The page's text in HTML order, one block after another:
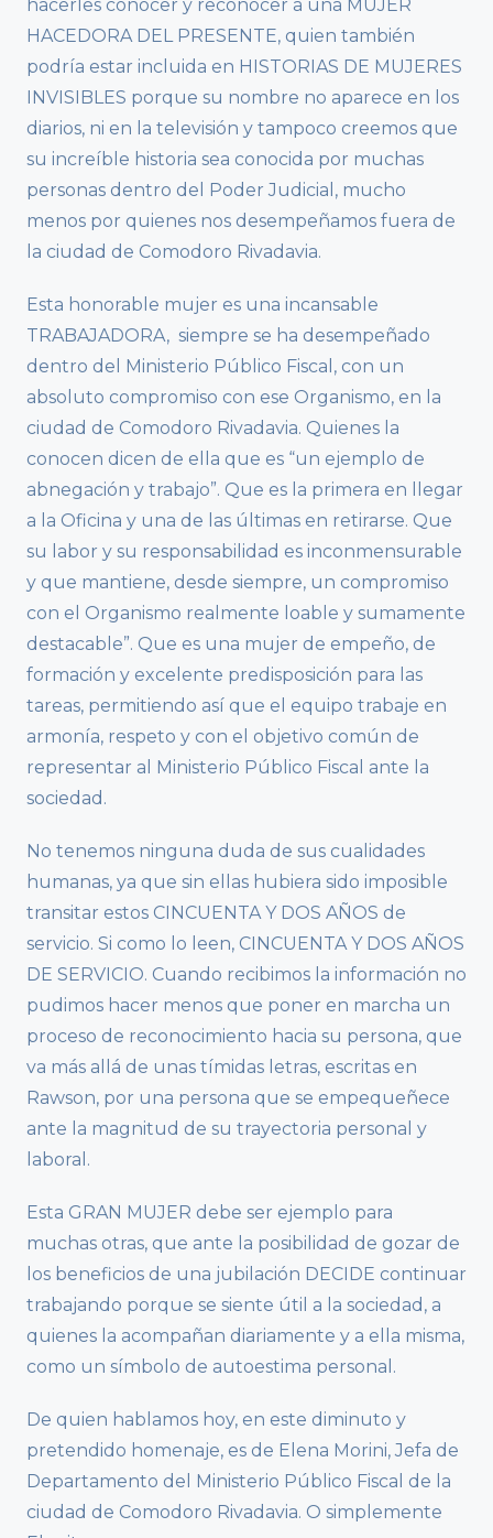
hacerles conocer y reconocer a una MUJER
HACEDORA DEL PRESENTE, quien también
podría estar incluida en HISTORIAS DE MUJERES
INVISIBLES porque su nombre no aparece en los
diarios, ni en la televisión y tampoco creemos que
su increíble historia sea conocida por muchas
personas dentro del Poder Judicial, mucho
menos por quienes nos desempeñamos fuera de
la ciudad de Comodoro Rivadavia.
Esta honorable mujer es una incansable
TRABAJADORA, siempre se ha desempeñado
dentro del Ministerio Público Fiscal, con un
absoluto compromiso con ese Organismo, en la
ciudad de Comodoro Rivadavia. Quienes la
conocen dicen de ella que es “un ejemplo de
abnegación y trabajo”. Que es la primera en llegar
a la Oficina y una de las últimas en retirarse. Que
su labor y su responsabilidad es inconmensurable
y que mantiene, desde siempre, un compromiso
con el Organismo realmente loable y sumamente
destacable”. Que es una mujer de empeño, de
formación y excelente predisposición para las
tareas, permitiendo así que el equipo trabaje en
armonía, respeto y con el objetivo común de
representar al Ministerio Público Fiscal ante la
sociedad.
No tenemos ninguna duda de sus cualidades
humanas, ya que sin ellas hubiera sido imposible
transitar estos CINCUENTA Y DOS AÑOS de
servicio. Si como lo leen, CINCUENTA Y DOS AÑOS
DE SERVICIO. Cuando recibimos la información no
pudimos hacer menos que poner en marcha un
proceso de reconocimiento hacia su persona, que
va más allá de unas tímidas letras, escritas en
Rawson, por una persona que se empequeñece
ante la magnitud de su trayectoria personal y
laboral.
Esta GRAN MUJER debe ser ejemplo para
muchas otras, que ante la posibilidad de gozar de
los beneficios de una jubilación DECIDE continuar
trabajando porque se siente útil a la sociedad, a
quienes la acompañan diariamente y a ella misma,
como un símbolo de autoestima personal.
De quien hablamos hoy, en este diminuto y
pretendido homenaje, es de Elena Morini, Jefa de
Departamento del Ministerio Público Fiscal de la
ciudad de Comodoro Rivadavia. O simplemente